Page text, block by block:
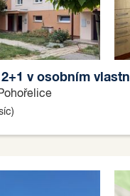
v osobním